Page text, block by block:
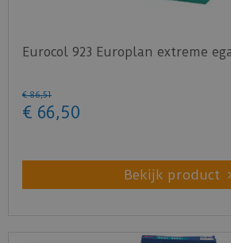
Eurocol 923 Europlan extreme
€ 86,51
€ 66,50
Bekijk product